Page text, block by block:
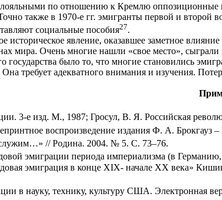
лояльными по отношению к Кремлю
также в 1970-е гг. эмигранты первой и
социальные пособия27.
историческое явление, оказавшее заметное
мира. Очень многие нашли «свое место»,
государства было то, что многие становились
Она требует адекватного внимания и изучения.
3-е изд. М., 1987; Гросул, В. Я. Российская
воспроизведение издания Ф. А.
// Родина. 2004. № 5. С. 73–76.
эмиграции периода империализма (в
эмиграция в конце XIX- начале XX века»
в науку, технику, культуру США. Электронная